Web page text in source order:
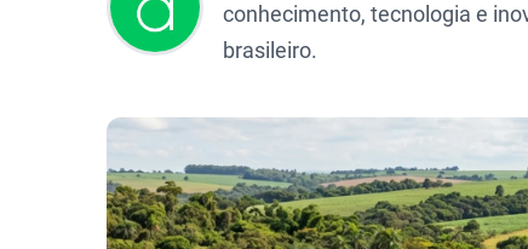
conhecimento, tecnologia e
brasileiro.